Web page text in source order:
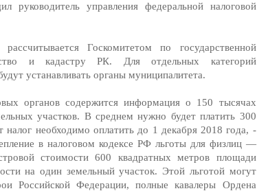
руководитель управления федеральной налоговой
Госкомитетом по государственной
и кадастру РК. Для отдельных категорий
устанавливать органы муниципалитета.
органов содержится информация о 150 тысячах
участков. В среднем нужно будет платить 300
налог необходимо оплатить до 1 декабря 2018 года, -
в налоговом кодексе РФ льготы для физлиц —
стоимости 600 квадратных метров площади
на один земельный участок. Этой льготой могут
Российской Федерации, полные кавалеры Ордена